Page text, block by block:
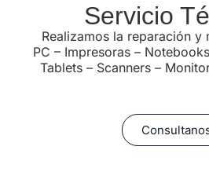
Servicio
Realizamos la reparación y
PC – Impresoras –
Tablets – Scanners –